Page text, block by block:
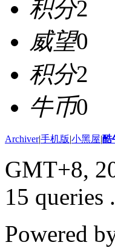
积分2
威望0
积分2
牛币0
Archiver|手机版|小黑屋|酷
GMT+8,
15 queries .
Powered